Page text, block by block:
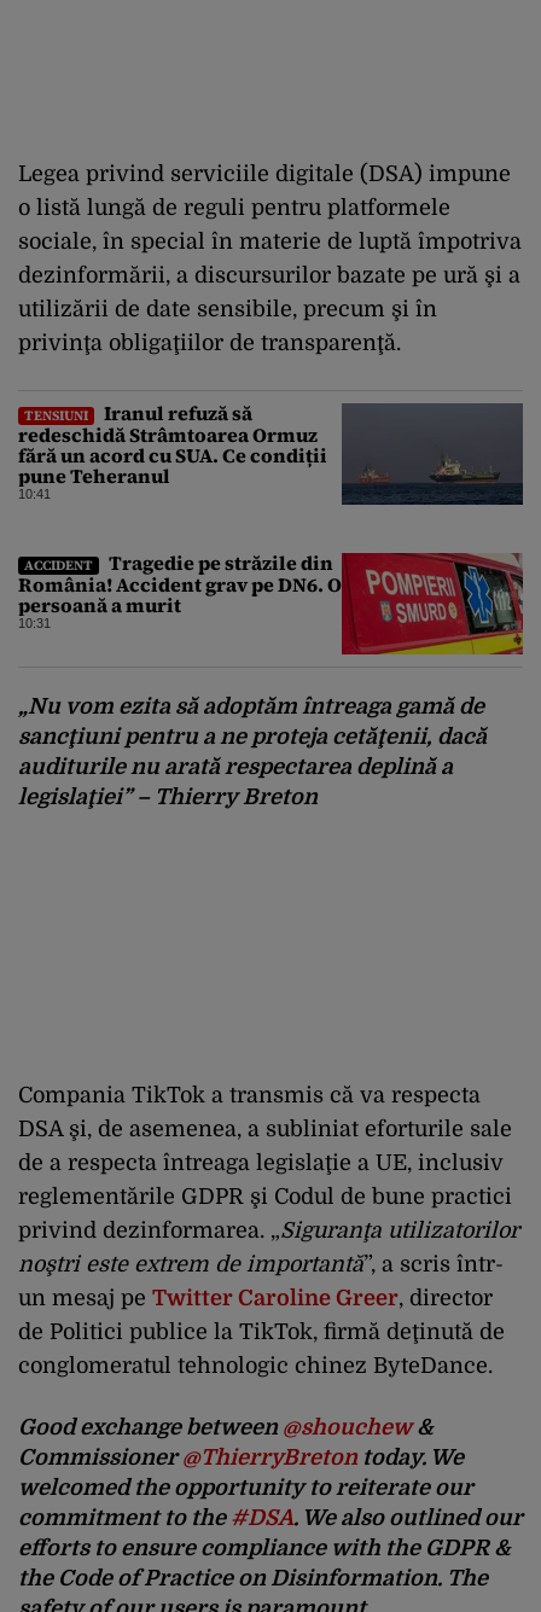
Legea privind serviciile digitale (DSA) impune
o listă lungă de reguli pentru platformele
sociale, în special în materie de luptă împotriva
dezinformării, a discursurilor bazate pe ură şi a
utilizării de date sensibile, precum şi în
privinţa obligaţiilor de transparenţă.
TENSIUNI
Iranul refuză să
redeschidă Strâmtoarea Ormuz
fără un acord cu SUA. Ce condiții
pune Teheranul
10:41
ACCIDENT
Tragedie pe străzile din
România! Accident grav pe DN6. O
persoană a murit
10:31
„Nu vom ezita să adoptăm întreaga gamă de
sancţiuni pentru a ne proteja cetăţenii, dacă
auditurile nu arată respectarea deplină a
legislaţiei” – Thierry Breton
Compania TikTok a transmis că va respecta
DSA şi, de asemenea, a subliniat eforturile sale
de a respecta întreaga legislaţie a UE, inclusiv
reglementările GDPR şi Codul de bune practici
privind dezinformarea. „Siguranţa utilizatorilor
noştri este extrem de importantă”, a scris într-
un mesaj pe Twitter Caroline Greer, director
de Politici publice la TikTok, firmă deţinută de
conglomeratul tehnologic chinez ByteDance.
Good exchange between @shouchew&
Commissioner@ThierryBreton today. We
welcomed the opportunity to reiterate our
commitment to the #DSA. We also outlined our
efforts to ensure compliance with the GDPR &
the Code of Practice on Disinformation. The